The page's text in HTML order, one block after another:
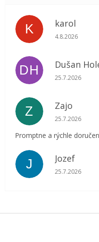
K karol
Hodnotenie
4.8.2026
DH Dušan
Hodnotenie
25.7.2026
Z Zajo
Hodnotenie
25.7.2026
Promptne a rýchle
J Jozef
Hodnotenie
25.7.2026
Z